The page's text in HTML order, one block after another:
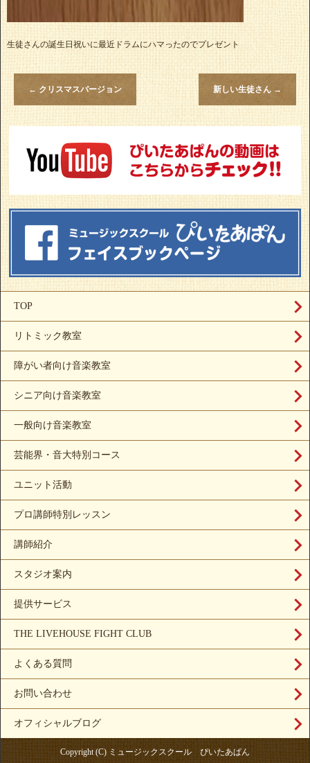
生徒さんの誕生日祝いに最近ドラムにハマったのでプレゼント
← クリスマスバージョン 新しい生徒さん →
TOP
リトミック教室
障がい者向け音楽教室
シニア向け音楽教室
一般向け音楽教室
芸能界・音大特別コース
ユニット活動
プロ講師特別レッスン
講師紹介
スタジオ案内
提供サービス
THE LIVEHOUSE FIGHT CLUB
よくある質問
お問い合わせ
オフィシャルブログ
Copyright (C) ミュージックスクール ぴいたあぱん